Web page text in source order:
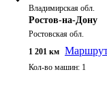
Владимирская обл.
Ростов-на-Дону
Ростовская обл.
1 201 км
Кол-во машин: 1